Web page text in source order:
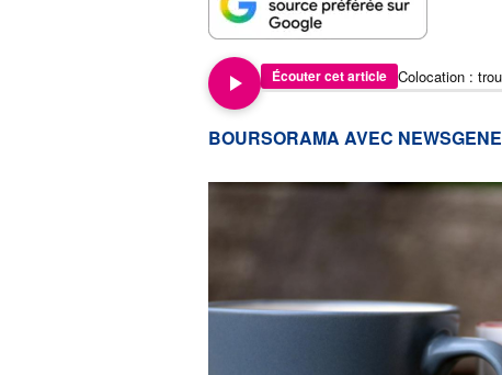
Écouter cet article
information fournie par
BOURSORAMA AVEC NEWSGENE